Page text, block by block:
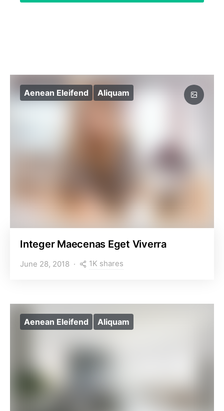
Aenean Eleifend Aliquam
Integer Maecenas Eget Viverra
June 28, 2018 1K shares
Aenean Eleifend Aliquam